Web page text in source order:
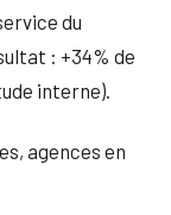
du
: +34% de
interne).
agences en